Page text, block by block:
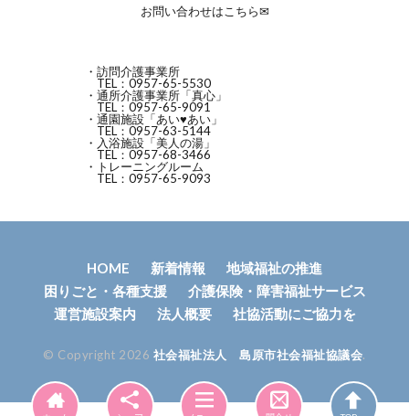
お問い合わせはこちら✉
・訪問介護事業所
TEL：0957-65-5530
・通所介護事業所「真心」
TEL：0957-65-9091
・通園施設「あい♥あい」
TEL：0957-63-5144
・入浴施設「美人の湯」
TEL：0957-68-3466
・トレーニングルーム
TEL：0957-65-9093
HOME 新着情報
地域福祉の推進
困りごと・各種支援
介護保険・障害福祉サービス
運営施設案内
法人概要 社協活動にご協力を
© Copyright 2026 社会福祉法人 島原市社会福祉協議会.